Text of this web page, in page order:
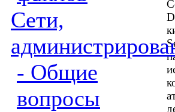
Сети,
- Общие
вопросы